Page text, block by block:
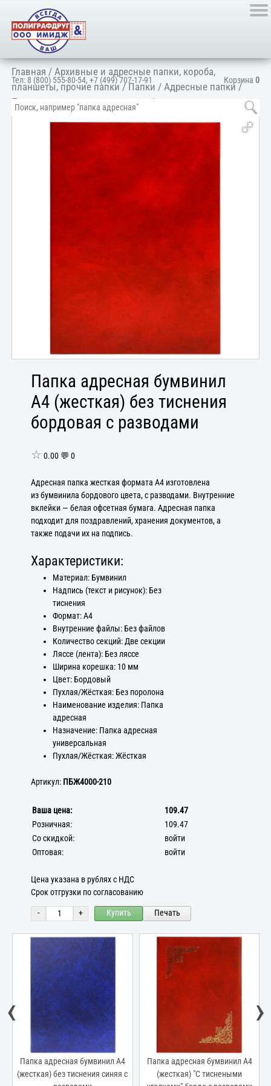
Корзина 0
Тел: 8 (800) 555-80-54,+7 (499) 707-17-91
Главная /Архивные и адресные папки, короба,
планшеты, прочие папки/Папки /Адресные папки/
Папка адресная универсальная
/
Папка адресная бумвинил
А4 (жесткая) без тиснения
бордовая с разводами
☆ 0.00 💬 0
Адресная папка жесткая формата А4 изготовлена
из бумвинила бордового цвета, с разводами. Внутренние
вклейки — белая офсетная бумага. Адресная папка
подходит для поздравлений, хранения документов, а
также подачи их на подпись.
Характеристики:
Материал: Бумвинил
Надпись (текст и рисунок): Без
тиснения
Формат: А4
Внутренние файлы: Без файлов
Количество секций: Две секции
Ляссе (лента): Без ляссе
Ширина корешка: 10 мм
Цвет: Бордовый
Пухлая/Жёсткая: Без поролона
Наименование изделия: Папка
адресная
Назначение: Папка адресная
универсальная
Пухлая/Жёсткая: Жёсткая
Артикул: ПБЖ4000-210
Ваша цена:
109.47
Розничная:
109.47
Со скидкой:
войти
Оптовая:
войти
Цена указана в рублях с НДС
Срок отгрузки по согласованию
- + Купить Печать
Папка адресная бумвинил А4
(жесткая) без тиснения синяя с
Папка адресная бумвинил А4
(жесткая) "С тиснеными
‹ ›